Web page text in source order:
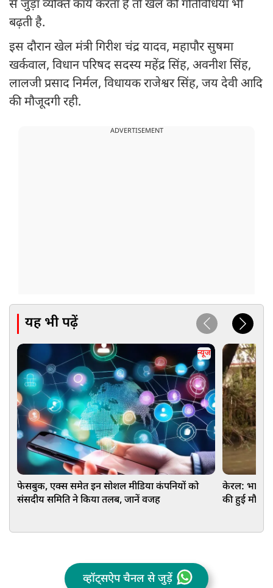
से जुड़ा व्यक्ति कार्य करता है तो खेल की गतिविधियां भी
बढ़ती है.
इस दौरान खेल मंत्री गिरीश चंद्र यादव, महापौर सुषमा
खर्कवाल, विधान परिषद सदस्य महेंद्र सिंह, अवनीश सिंह,
लालजी प्रसाद निर्मल, विधायक राजेश्वर सिंह, जय देवी आदि
की मौजूदगी रही.
ADVERTISEMENT
यह भी पढ़ें
न्यूज
फेसबुक, एक्स समेत इन सोशल मीडिया कंपनियों को
संसदीय समिति ने किया तलब, जानें वजह
केरल: भारी
की हुई मौत,
व्हॉट्सऐप चैनल से जुड़ें